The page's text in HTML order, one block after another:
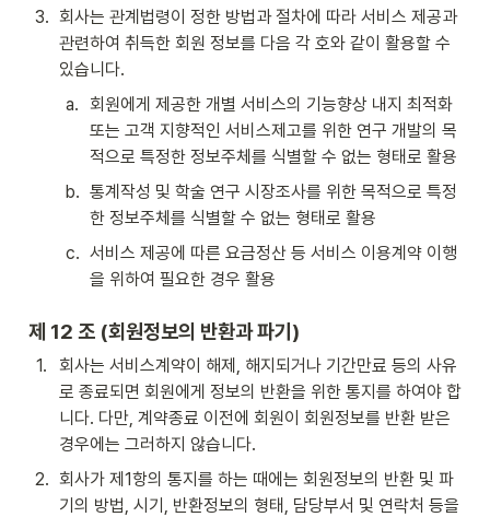
3. 회사는 관계법령이 정한 방법과 절차에 따라 서비스 제공과
관련하여 취득한 회원 정보를 다음 각 호와 같이 활용할 수
있습니다.
a. 회원에게 제공한 개별 서비스의 기능향상 내지 최적화
또는 고객 지향적인 서비스제고를 위한 연구 개발의 목
적으로 특정한 정보주체를 식별할 수 없는 형태로 활용
b. 통계작성 및 학술 연구 시장조사를 위한 목적으로 특정
한 정보주체를 식별할 수 없는 형태로 활용
c. 서비스 제공에 따른 요금정산 등 서비스 이용계약 이행
을 위하여 필요한 경우 활용
제 12 조 (회원정보의 반환과 파기)
1.
회사는 서비스계약이 해제, 해지되거나 기간만료 등의 사유
로 종료되면 회원에게 정보의 반환을 위한 통지를 하여야 합
니다. 다만, 계약종료 이전에 회원이 회원정보를 반환 받은
경우에는 그러하지 않습니다.
2. 회사가 제1항의 통지를 하는 때에는 회원정보의 반환 및 파
기의 방법, 시기, 반환정보의 형태, 담당부서 및 연락처 등을